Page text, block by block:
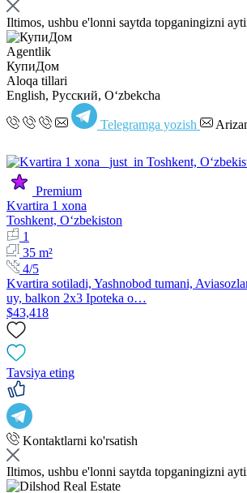
Iltimos, ushbu e'lonni saytda topganingizni
Agentlik
КупиДом
Aloqa tillari
English, Русский, Oʻzbekcha
Telegramga yozish
Premium
Kvartira 1 xona
Toshkent, Oʻzbekiston
1
35 m²
4/5
Kvartira sotiladi, Yashnobod tumani,
uy, balkon 2x3 Ipoteka o…
$43,418
Tavsiya eting
Kontaktlarni ko'rsatish
Iltimos, ushbu e'lonni saytda topganingizni